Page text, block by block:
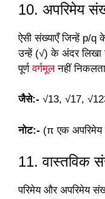
10. अपरिमेय
ऐसी संख्याएँ जिन्हें p/
उन्हें (√) के अंदर लिखा
पूर्णवर्गमूलनहीं निकलता
जैसे:- √13, √17,
नोट:- (π एक अपरिमेय
11. वास्तविक
परिमेय और अपरिमेय